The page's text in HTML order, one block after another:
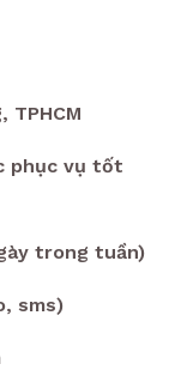
TPHCM
phục vụ tốt
trong tuần)
sms)